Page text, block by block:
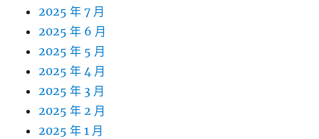
2025 年 7 月
2025 年 6 月
2025 年 5 月
2025 年 4 月
2025 年 3 月
2025 年 2 月
2025 年 1 月